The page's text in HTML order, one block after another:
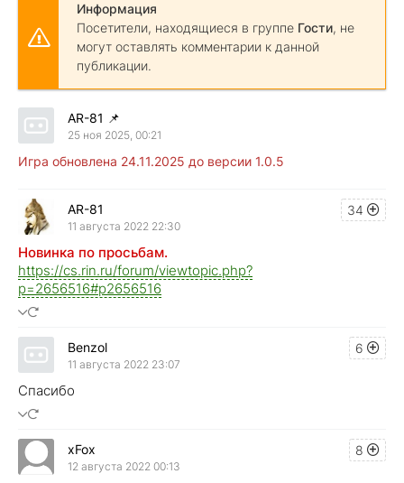
Информация
Посетители, находящиеся в группе Гости, не
могут оставлять комментарии к данной
публикации.
AR-81 📌
25 ноя 2025, 00:21
Игра обновлена 24.11.2025 до версии 1.0.5
34
AR-81
11 августа 2022 22:30
Новинка по просьбам.
https://cs.rin.ru/forum/viewtopic.php?
p=2656516#p2656516
6
Benzol
11 августа 2022 23:07
Спасибо
8
xFox
12 августа 2022 00:13